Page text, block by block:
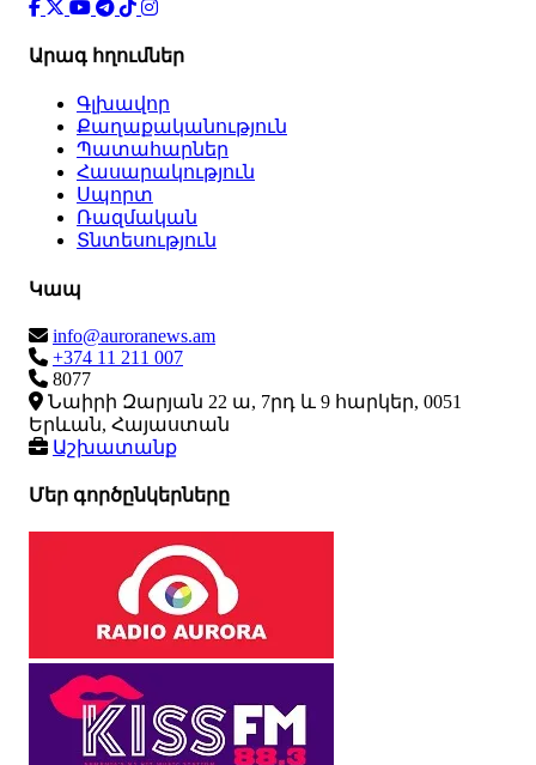
Արագ հղումներ
Գլխավոր
Քաղաքականություն
Պատահարներ
Հասարակություն
Սպորտ
Ռազմական
Տնտեսություն
Կապ
info@auroranews.am
+374 11 211 007
8077
Նաիրի Զարյան 22 ա, 7րդ և 9 հարկեր, 0051
Երևան, Հայաստան
Աշխատանք
Մեր գործընկերները